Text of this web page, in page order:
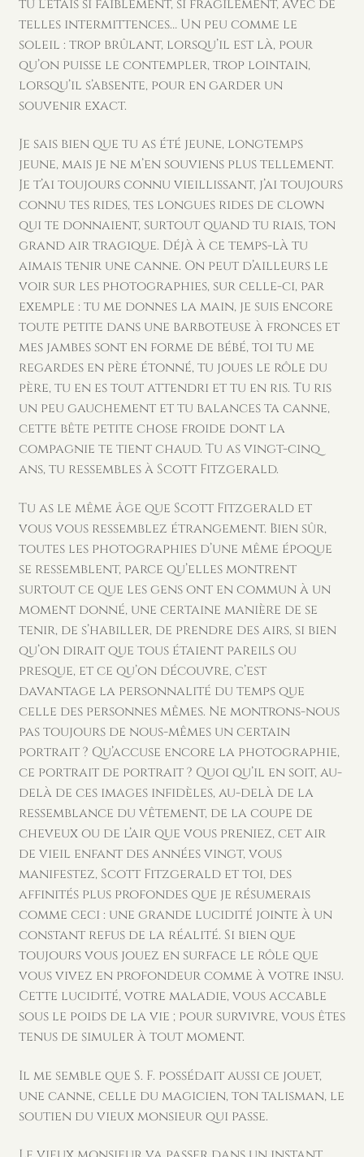
tu l’étais si faiblement, si fragilement, avec de
telles intermittences… Un peu comme le
soleil : trop brûlant, lorsqu’il est là, pour
qu’on puisse le contempler, trop lointain,
lorsqu’il s’absente, pour en garder un
souvenir exact.
Je sais bien que tu as été jeune, longtemps
jeune, mais je ne m’en souviens plus tellement.
Je t’ai toujours connu vieillissant, j’ai toujours
connu tes rides, tes longues rides de clown
qui te donnaient, surtout quand tu riais, ton
grand air tragique. Déjà à ce temps-là tu
aimais tenir une canne. On peut d’ailleurs le
voir sur les photographies, sur celle-ci, par
exemple : tu me donnes la main, je suis encore
toute petite dans une barboteuse à fronces et
mes jambes sont en forme de bébé, toi tu me
regardes en père étonné, tu joues le rôle du
père, tu en es tout attendri et tu en ris. Tu ris
un peu gauchement et tu balances ta canne,
cette bête petite chose froide dont la
compagnie te tient chaud. Tu as vingt-cinq
ans, tu ressembles à Scott Fitzgerald.
Tu as le même âge que Scott Fitzgerald et
vous vous ressemblez étrangement. Bien sûr,
toutes les photographies d’une même époque
se ressemblent, parce qu’elles montrent
surtout ce que les gens ont en commun à un
moment donné, une certaine manière de se
tenir, de s’habiller, de prendre des airs, si bien
qu’on dirait que tous étaient pareils ou
presque, et ce qu’on découvre, c’est
davantage la personnalité du temps que
celle des personnes mêmes. Ne montrons-nous
pas toujours de nous-mêmes un certain
portrait ? Qu’accuse encore la photographie,
ce portrait de portrait ? Quoi qu’il en soit, au-
delà de ces images infidèles, au-delà de la
ressemblance du vêtement, de la coupe de
cheveux ou de l’air que vous preniez, cet air
de vieil enfant des années vingt, vous
manifestez, Scott Fitzgerald et toi, des
affinités plus profondes que je résumerais
comme ceci : une grande lucidité jointe à un
constant refus de la réalité. Si bien que
toujours vous jouez en surface le rôle que
vous vivez en profondeur comme à votre insu.
Cette lucidité, votre maladie, vous accable
sous le poids de la vie ; pour survivre, vous êtes
tenus de simuler à tout moment.
Il me semble que S. F. possédait aussi ce jouet,
une canne, celle du magicien, ton talisman, le
soutien du vieux monsieur qui passe.